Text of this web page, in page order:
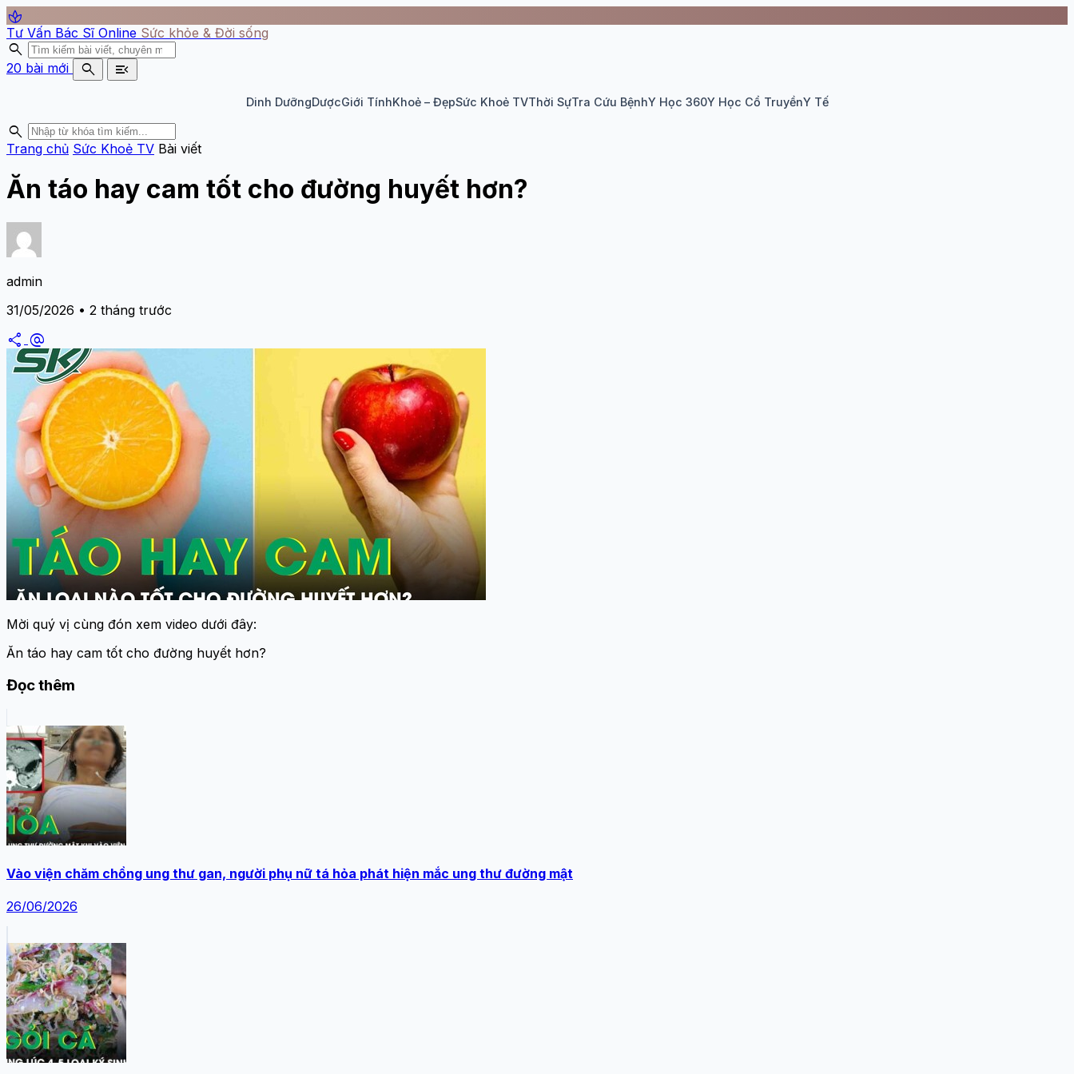
spa
Tư Vấn Bác Sĩ Online Sức khỏe & Đời sống
search
20 bài mới search menu_open
Dinh DưỡngDượcGiới TínhKhoẻ – ĐẹpSức Khoẻ TVThời SựTra Cứu BệnhY Học 360Y Học Cổ TruyềnY Tế
search
Trang chủ Sức Khoẻ TV Bài viết
Ăn táo hay cam tốt cho đường huyết hơn?
admin
31/05/2026 • 2 tháng trước
share alternate_email
Mời quý vị cùng đón xem video dưới đây:
Ăn táo hay cam tốt cho đường huyết hơn?
Đọc thêm
Vào viện chăm chồng ung thư gan, người phụ nữ tá hỏa phát hiện mắc ung thư đường mật
26/06/2026